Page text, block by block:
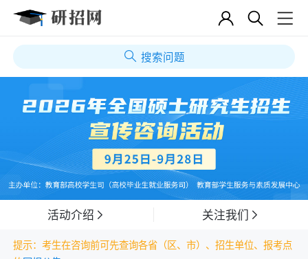
搜索问题
活动介绍 关注我们
提示：考生在咨询前可先查询各省（区、市）、招生单位、报考点